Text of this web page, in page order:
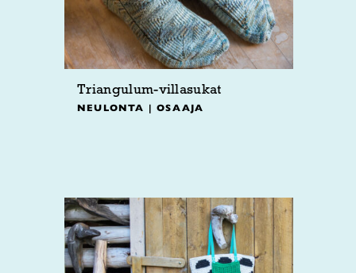
Triangulum-villasukat
NEULONTA | OSAAJA